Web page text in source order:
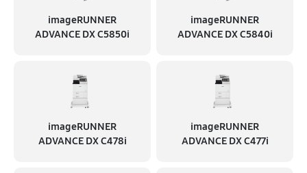
imageRUNNER
ADVANCE DX C5850i
imageRUNNER
ADVANCE DX C5840i
imageRUNNER
ADVANCE DX C478i
imageRUNNER
ADVANCE DX C477i